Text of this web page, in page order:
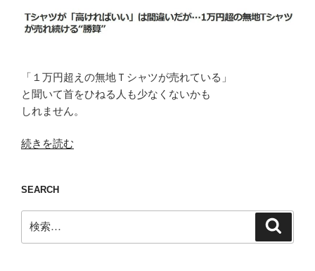
「１万円超えの無地Ｔシャツが売れている」
と聞いて首をひねる人も少なくないかも
しれません。
“首
に
振
る
人
続きを読む
SEARCH
索: